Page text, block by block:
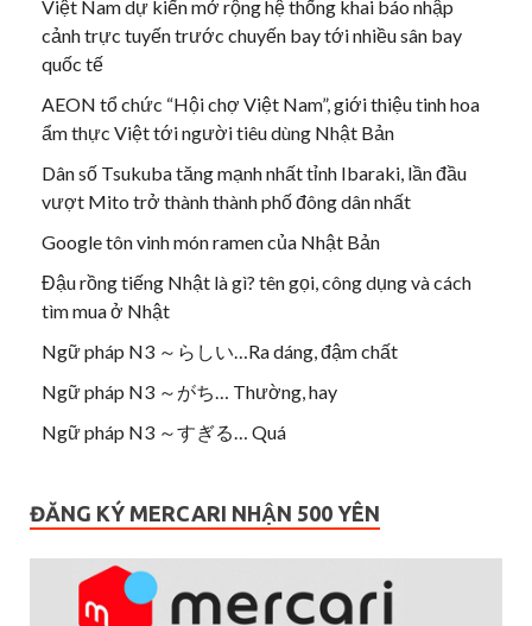
Việt Nam dự kiến mở rộng hệ thống khai báo nhập
cảnh trực tuyến trước chuyến bay tới nhiều sân bay
quốc tế
AEON tổ chức “Hội chợ Việt Nam”, giới thiệu tinh hoa
ẩm thực Việt tới người tiêu dùng Nhật Bản
Dân số Tsukuba tăng mạnh nhất tỉnh Ibaraki, lần đầu
vượt Mito trở thành thành phố đông dân nhất
Google tôn vinh món ramen của Nhật Bản
Đậu rồng tiếng Nhật là gì? tên gọi, công dụng và cách
tìm mua ở Nhật
Ngữ pháp N3 ～らしい…Ra dáng, đậm chất
Ngữ pháp N3 ～がち… Thường, hay
Ngữ pháp N3 ～すぎる… Quá
ĐĂNG KÝ MERCARI NHẬN 500 YÊN